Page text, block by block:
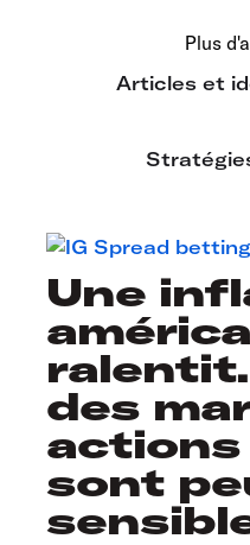
Plus
Une
des
actions
sont